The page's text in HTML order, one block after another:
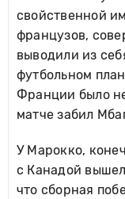
свойственной
французов,
выводили из
футбольном
Франции было
матче забил
У Марокко,
с Канадой
что сборная